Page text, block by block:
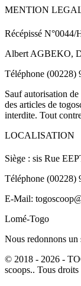
MENTION
Récépissé
Albert AGBEKO,
Téléphone (00228)
Sauf autorisation
des articles de
interdite. Tout
LOCALISATION
Siège : sis Rue
Téléphone (00228)
E-Mail:
Lomé-Togo
Nous redonnons un
© 2018 - 2026 -
scoops.. Tous droits